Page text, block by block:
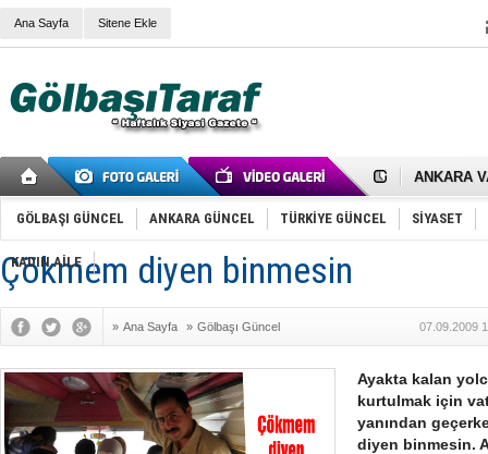
Ana Sayfa Sitene Ekle
ANKARA
Cemal
Samet
FAİZ
TÜRKİYE
SPOR
Mikail
Gölbaşı
İNCEK
GÖLBAŞI GÜNCEL ANKARA GÜNCEL TÜRKİYE GÜNCEL SİYASET
KADIN AİLE
Çökmem diyen binmesin
» Ana Sayfa » Gölbaşı Güncel 07.09.2009
Ayakta kalan
kurtulmak için
yanından
diyen binmesin.